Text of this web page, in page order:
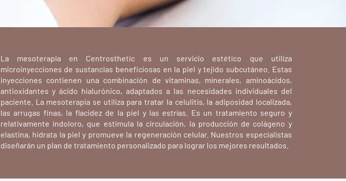
La mesoterapia en Centrosthetic es un servicio estético que utiliza
microinyecciones de sustancias beneficiosas en la piel y tejido subcutáneo. Estas
inyecciones contienen una combinación de vitaminas, minerales, aminoácidos,
antioxidantes y ácido hialurónico, adaptados a las necesidades individuales del
paciente. La mesoterapia se utiliza para tratar la celulitis, la adiposidad localizada,
las arrugas finas, la flacidez de la piel y las estrías. Es un tratamiento seguro y
relativamente indoloro, que estimula la circulación, la producción de colágeno y
elastina, hidrata la piel y promueve la regeneración celular. Nuestros especialistas
diseñarán un plan de tratamiento personalizado para lograr los mejores resultados.